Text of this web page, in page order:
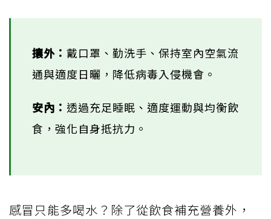
攘外： 戴口罩、勤洗手、保持室內空氣流
通與適度日曬，降低病毒入侵機會。
安內： 透過充足睡眠、適度運動與均衡飲
食，強化自身抵抗力。
感冒只能多喝水？除了從飲食補充營養外，